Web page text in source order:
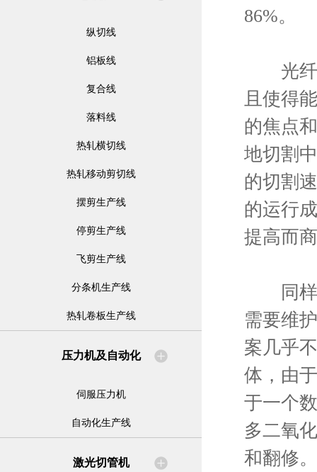
纵切线
铝板线
复合线
落料线
热轧横切线
热轧移动剪切线
摆剪生产线
停剪生产线
飞剪生产线
分条机生产线
热轧卷板生产线
压力机及自动化
伺服压力机
自动化生产线
激光切管机
86%。
光纤
且使得
的焦点
地切割
的切割
的运行
提高而
同样
需要维
案几乎
体，由
于一个
多二氧
和翻修